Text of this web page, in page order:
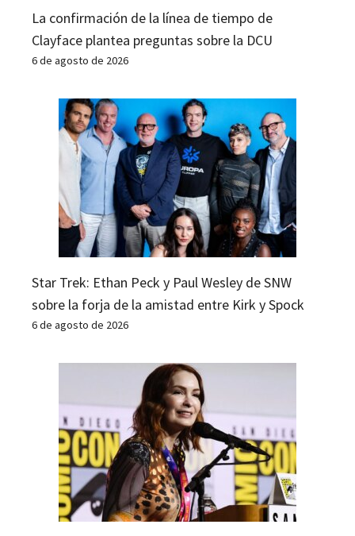
La confirmación de la línea de tiempo de
Clayface plantea preguntas sobre la DCU
6 de agosto de 2026
Star Trek: Ethan Peck y Paul Wesley de SNW
sobre la forja de la amistad entre Kirk y Spock
6 de agosto de 2026